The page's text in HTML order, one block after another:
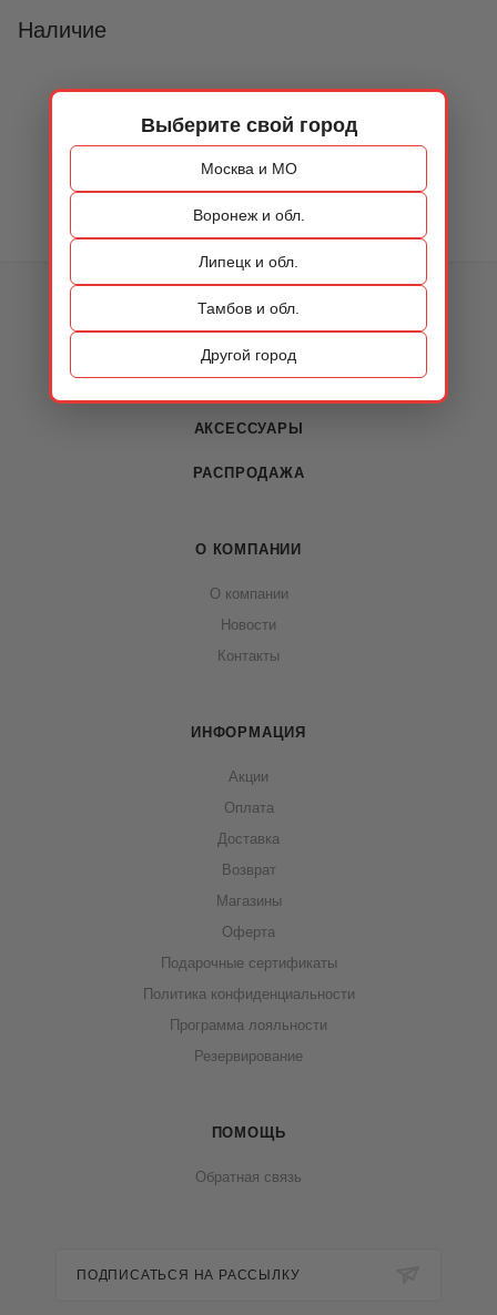
Выберите свой город
Москва и МО
Воронеж и обл.
Липецк и обл.
Тамбов и обл.
Другой город
Наличие
АКСЕССУАРЫ
РАСПРОДАЖА
О КОМПАНИИ
О компании
Новости
Контакты
ИНФОРМАЦИЯ
Акции
Оплата
Доставка
Возврат
Магазины
Оферта
Подарочные сертификаты
Политика конфиденциальности
Программа лояльности
Резервирование
ПОМОЩЬ
Обратная связь
ПОДПИСАТЬСЯ НА РАССЫЛКУ